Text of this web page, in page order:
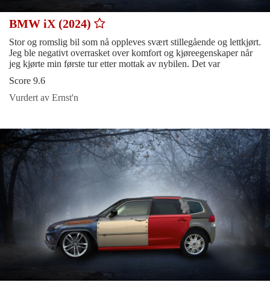
BMW iX (2024)
Stor og romslig bil som nå oppleves svært stillegående og lettkjørt.
Jeg ble negativt overrasket over komfort og kjøreegenskaper når
jeg kjørte min første tur etter mottak av nybilen. Det var
Score 9.6
Vurdert av Ernst'n